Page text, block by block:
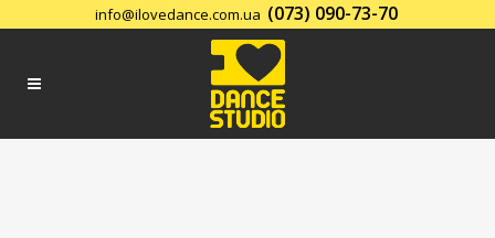
info@ilovedance.com.ua (073) 090-73-70
Заказать обратный звонок